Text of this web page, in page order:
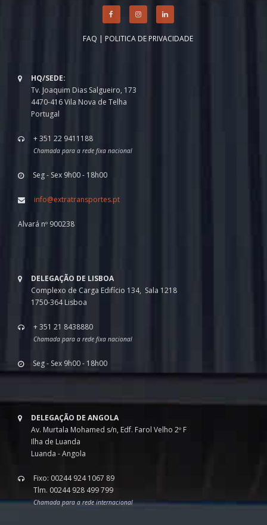
FAQ | POLITICA DE PRIVACIDADE
HQ/SEDE:
Tv. Joaquim Dias Salgueiro, 173
4470-416 Vila Nova de Telha
Portugal
+ 351 22 9411188
Chamada para a rede fixa nacional
Seg - Sex 9h00 - 18h00
info@extratransportes.pt
Alvará nº 900238
DELEGAÇÃO DE LISBOA
Complexo de Carga Edifício 134, Sala 1218
1750-364 Lisboa
+ 351 21 8438880
Chamada para a rede fixa nacional
Seg - Sex 9h00 - 18h00
DELEGAÇÃO DE ANGOLA
Av. Murtala Mohamed s/n, Edf. Farol Velho 2º F
Ilha de Luanda
Luanda - Angola
Fixo: 00244 924 1067 89
Tlm. 00244 928 499 799
Chamada para a rede internacional